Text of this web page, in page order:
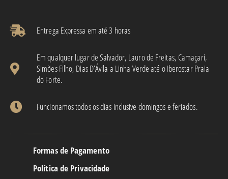
Entrega Expressa em até 3 horas​
Em qualquer lugar de Salvador, Lauro de Freitas, Camaçari,
Simões Filho, Dias D’Ávila a Linha Verde até o Iberostar Praia
do Forte.
Funcionamos todos os dias inclusive domingos e feriados.
Formas de Pagamento
Política de Privacidade